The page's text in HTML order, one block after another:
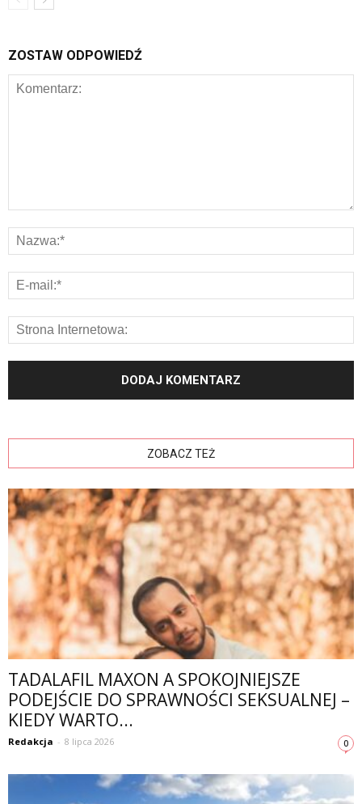
ZOSTAW ODPOWIEDŹ
ZOBACZ TEŻ
TADALAFIL MAXON A SPOKOJNIEJSZE
PODEJŚCIE DO SPRAWNOŚCI SEKSUALNEJ –
KIEDY WARTO...
Redakcja - 8 lipca 2026 0